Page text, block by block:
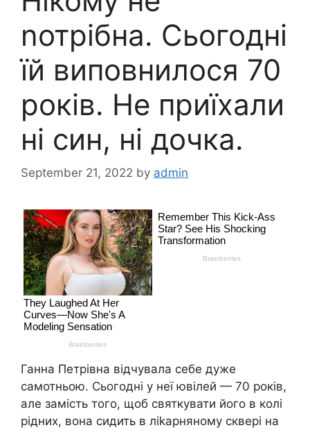
nотрібна. Сьогодні
їй виповнилося 70
років. Не приїхали
ні син, ні дочка.
September 21, 2022 by admin
Ганна Петрівна відчувала себе дуже
самотньою. Сьогодні у неї ювілей — 70 років,
але замість того, щоб святкувати його в колі
рідних, вона сидить в ліkарняному сквері на